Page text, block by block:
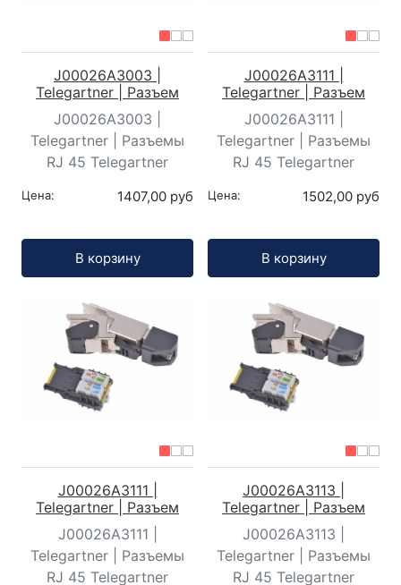
J00026A3003 |
Telegartner | Разъем
J00026A3003 |
Telegartner | Разъемы
RJ 45 Telegartner
Цена: 1407,00 руб
В корзину
J00026A3111 |
Telegartner | Разъем
J00026A3111 |
Telegartner | Разъемы
RJ 45 Telegartner
Цена: 1502,00 руб
В корзину
J00026A3111 |
Telegartner | Разъем
J00026A3111 |
Telegartner | Разъемы
RJ 45 Telegartner
J00026A3113 |
Telegartner | Разъем
J00026A3113 |
Telegartner | Разъемы
RJ 45 Telegartner